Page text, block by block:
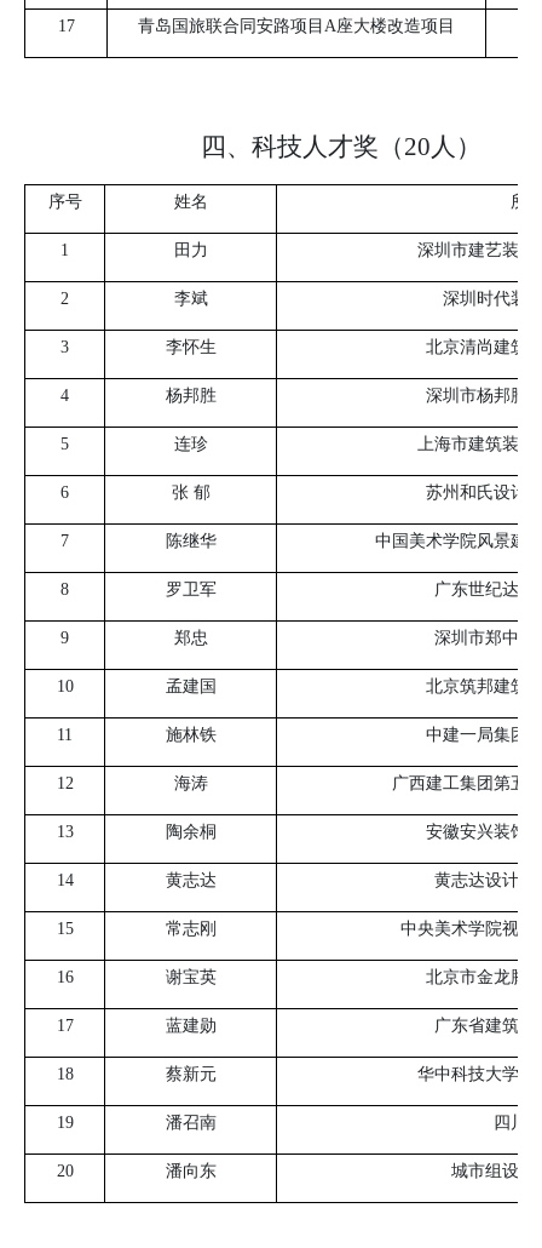
17 青岛国旅联合同安路项目 A座大楼改造项目
四、科技人才奖（20人）
序号 姓名 所
1 田力 深圳市建艺装饰
2 李斌 深圳时代装
3 李怀生 北京清尚建筑
4 杨邦胜 深圳市杨邦胜
5 连珍 上海市建筑装饰
6 张 郁 苏州和氏设计
7 陈继华 中国美术学院风景建
8 罗卫军 广东世纪达建
9 郑忠 深圳市郑中设
10 孟建国 北京筑邦建筑
11 施林铁 中建一局集团
12 海涛 广西建工集团第五
13 陶余桐 安徽安兴装饰
14 黄志达 黄志达设计（
15 常志刚 中央美术学院视觉
16 谢宝英 北京市金龙腾
17 蓝建勋 广东省建筑装
18 蔡新元 华中科技大学建
19 潘召南 四川
20 潘向东 城市组设计